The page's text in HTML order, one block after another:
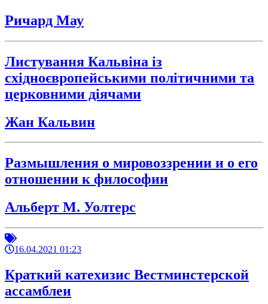
Ричард Мау
Листування Кальвіна із
східноєвропейськими політичними та
церковними діячами
Жан Кальвин
Размышления о мировоззрении и о его
отношении к философии
Альберт М. Уолтерс
16.04.2021 01:23
Краткий катехизис Вестминстерской
ассамблеи